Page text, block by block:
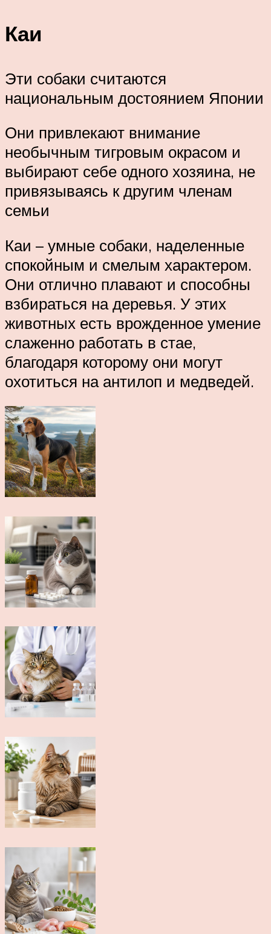
Каи
Эти собаки считаются
национальным достоянием Японии
Они привлекают внимание
необычным тигровым окрасом и
выбирают себе одного хозяина, не
привязываясь к другим членам
семьи
Каи – умные собаки, наделенные
спокойным и смелым характером.
Они отлично плавают и способны
взбираться на деревья. У этих
животных есть врожденное умение
слаженно работать в стае,
благодаря которому они могут
охотиться на антилоп и медведей.